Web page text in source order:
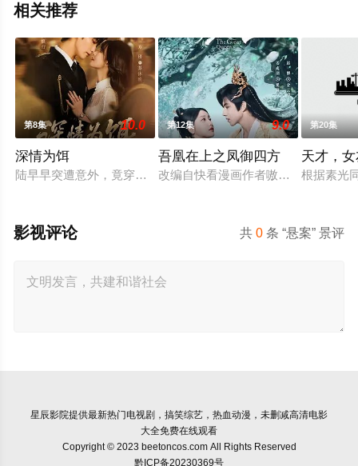
相关推荐
第8集 10.0
深情为饵
陆早早突遭意外，竟穿越成民国少夫人苏沐晚，醒来，却是丈
第12集 9.0
吾凰在上之凤御四方
改编自快看漫画作者嗷小泽的独家连
第20集
天才，
根据素光
共0 条 “悬案” 景评
影视评论
星辰影院提供最新热门电视剧，搞笑综艺，热血动漫，未删减高清电影
大全免费在线观看
Copyright © 2023 beetoncos.com All Rights Reserved
黔ICP备20230369号